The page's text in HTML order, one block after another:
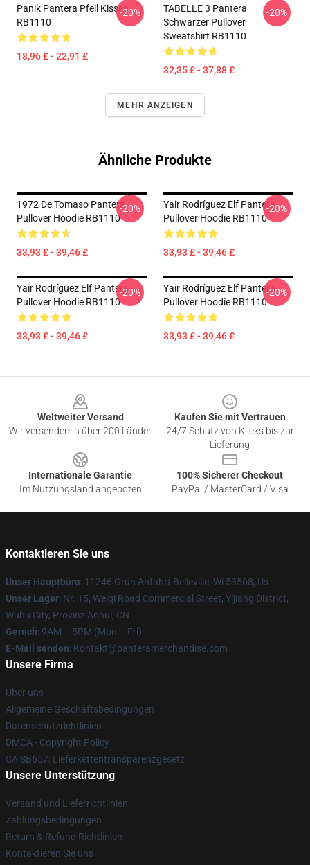
Panik Pantera Pfeil Kissen
RB1110
18,96 £ - 22,91 £
-20%
TABELLE 3 Pantera
Schwarzer Pullover
Sweatshirt RB1110
32,35 £ - 37,88 £
-20%
MEHR ANZEIGEN
Ähnliche Produkte
1972 De Tomaso Pantera
Pullover Hoodie RB1110
33,93 £ - 39,46 £
-20%
Yair Rodríguez Elf Pantera
Pullover Hoodie RB1110
33,93 £ - 39,46 £
-20%
Yair Rodríguez Elf Pantera
Pullover Hoodie RB1110
33,93 £ - 39,46 £
-20%
Yair Rodríguez Elf Pantera
Pullover Hoodie RB1110
33,93 £ - 39,46 £
-20%
Weltweiter Versand
Wir versenden in über 200 Länder
Kaufen Sie mit Vertrauen
24/7 Schutz von Klicks bis zur
Lieferung
Internationale Garantie
Im Nutzungsland angeboten
100% Sicherer Checkout
PayPal / MasterCard / Visa
Kontaktieren Sie uns
Unser Hauptbüro: 11246 Grün Anfahrt Belleville, Wi 53508, Us
Unser Lager: Nr. 15, Weiqi Road Commercial Street, Yijiang District,
Wuhu City, Provinz Anhui, CN
Geruch: 9AM – 5PM (Mon – Fri)
E-Mail senden: Kontakt@panteramerchandise.com
Unsere Firma
Über uns
Allgemeine Geschäftsbedingungen
Datenschutzrichtlinien
DMCA - Copyright Policy
CA SB657: Lieferkettentransparenzgesetz
Unsere Unterstützung
Versand und Lieferrichtlinien
Zahlungsbedingungen
Return & Refund Richtlinien
Kontaktieren Sie uns